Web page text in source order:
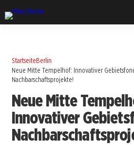
StartseiteBerlin
Neue Mitte Tempelhof: Innovativer
Nachbarschaftsprojekte!
Neue Mitte
Innovativer